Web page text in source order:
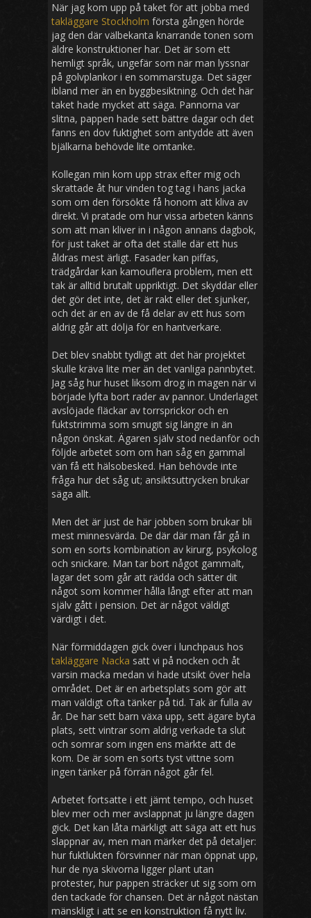
När jag kom upp på taket för att jobba med
takläggare Stockholm första gången hörde
jag den där välbekanta knarrande tonen som
äldre konstruktioner har. Det är som ett
hemligt språk, ungefär som när man lyssnar
på golvplankor i en sommarstuga. Det säger
ibland mer än en byggbesiktning. Och det här
taket hade mycket att säga. Pannorna var
slitna, pappen hade sett bättre dagar och det
fanns en dov fuktighet som antydde att även
bjälkarna behövde lite omtanke.
Kollegan min kom upp strax efter mig och
skrattade åt hur vinden tog tag i hans jacka
som om den försökte få honom att kliva av
direkt. Vi pratade om hur vissa arbeten känns
som att man kliver in i någon annans dagbok,
för just taket är ofta det ställe där ett hus
åldras mest ärligt. Fasader kan piffas,
trädgårdar kan kamouflera problem, men ett
tak är alltid brutalt uppriktigt. Det skyddar eller
det gör det inte, det är rakt eller det sjunker,
och det är en av de få delar av ett hus som
aldrig går att dölja för en hantverkare.
Det blev snabbt tydligt att det här projektet
skulle kräva lite mer än det vanliga pannbytet.
Jag såg hur huset liksom drog in magen när vi
började lyfta bort rader av pannor. Underlaget
avslöjade fläckar av torrsprickor och en
fuktstrimma som smugit sig längre in än
någon önskat. Ägaren själv stod nedanför och
följde arbetet som om han såg en gammal
vän få ett hälsobesked. Han behövde inte
fråga hur det såg ut; ansiktsuttrycken brukar
säga allt.
Men det är just de här jobben som brukar bli
mest minnesvärda. De där där man får gå in
som en sorts kombination av kirurg, psykolog
och snickare. Man tar bort något gammalt,
lagar det som går att rädda och sätter dit
något som kommer hålla långt efter att man
själv gått i pension. Det är något väldigt
värdigt i det.
När förmiddagen gick över i lunchpaus hos
takläggare Nacka satt vi på nocken och åt
varsin macka medan vi hade utsikt över hela
området. Det är en arbetsplats som gör att
man väldigt ofta tänker på tid. Tak är fulla av
år. De har sett barn växa upp, sett ägare byta
plats, sett vintrar som aldrig verkade ta slut
och somrar som ingen ens märkte att de
kom. De är som en sorts tyst vittne som
ingen tänker på förrän något går fel.
Arbetet fortsatte i ett jämt tempo, och huset
blev mer och mer avslappnat ju längre dagen
gick. Det kan låta märkligt att säga att ett hus
slappnar av, men man märker det på detaljer:
hur fuktlukten försvinner när man öppnat upp,
hur de nya skivorna ligger plant utan
protester, hur pappen sträcker ut sig som om
den tackade för chansen. Det är något nästan
mänskligt i att se en konstruktion få nytt liv.